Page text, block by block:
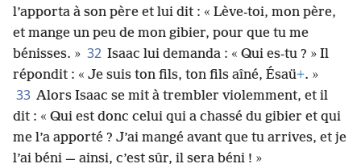
l’apporta à son père et lui dit : « Lève-toi, mon père,
et mange un peu de mon gibier, pour que tu me
bénisses. » 32 Isaac lui demanda : « Qui es-tu ? » Il
répondit : « Je suis ton fils, ton fils aîné, Ésaü+. »
33 Alors Isaac se mit à trembler violemment, et il
dit : « Qui est donc celui qui a chassé du gibier et qui
me l’a apporté ? J’ai mangé avant que tu arrives, et je
l’ai béni — ainsi, c’est sûr, il sera béni ! »